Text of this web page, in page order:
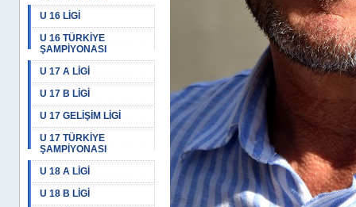
U 16 LİGİ
U 16 TÜRKİYE
ŞAMPİYONASI
U 17 A LİGİ
U 17 B LİGİ
U 17 GELİŞİM LİGİ
U 17 TÜRKİYE
ŞAMPİYONASI
U 18 A LİGİ
U 18 B LİGİ